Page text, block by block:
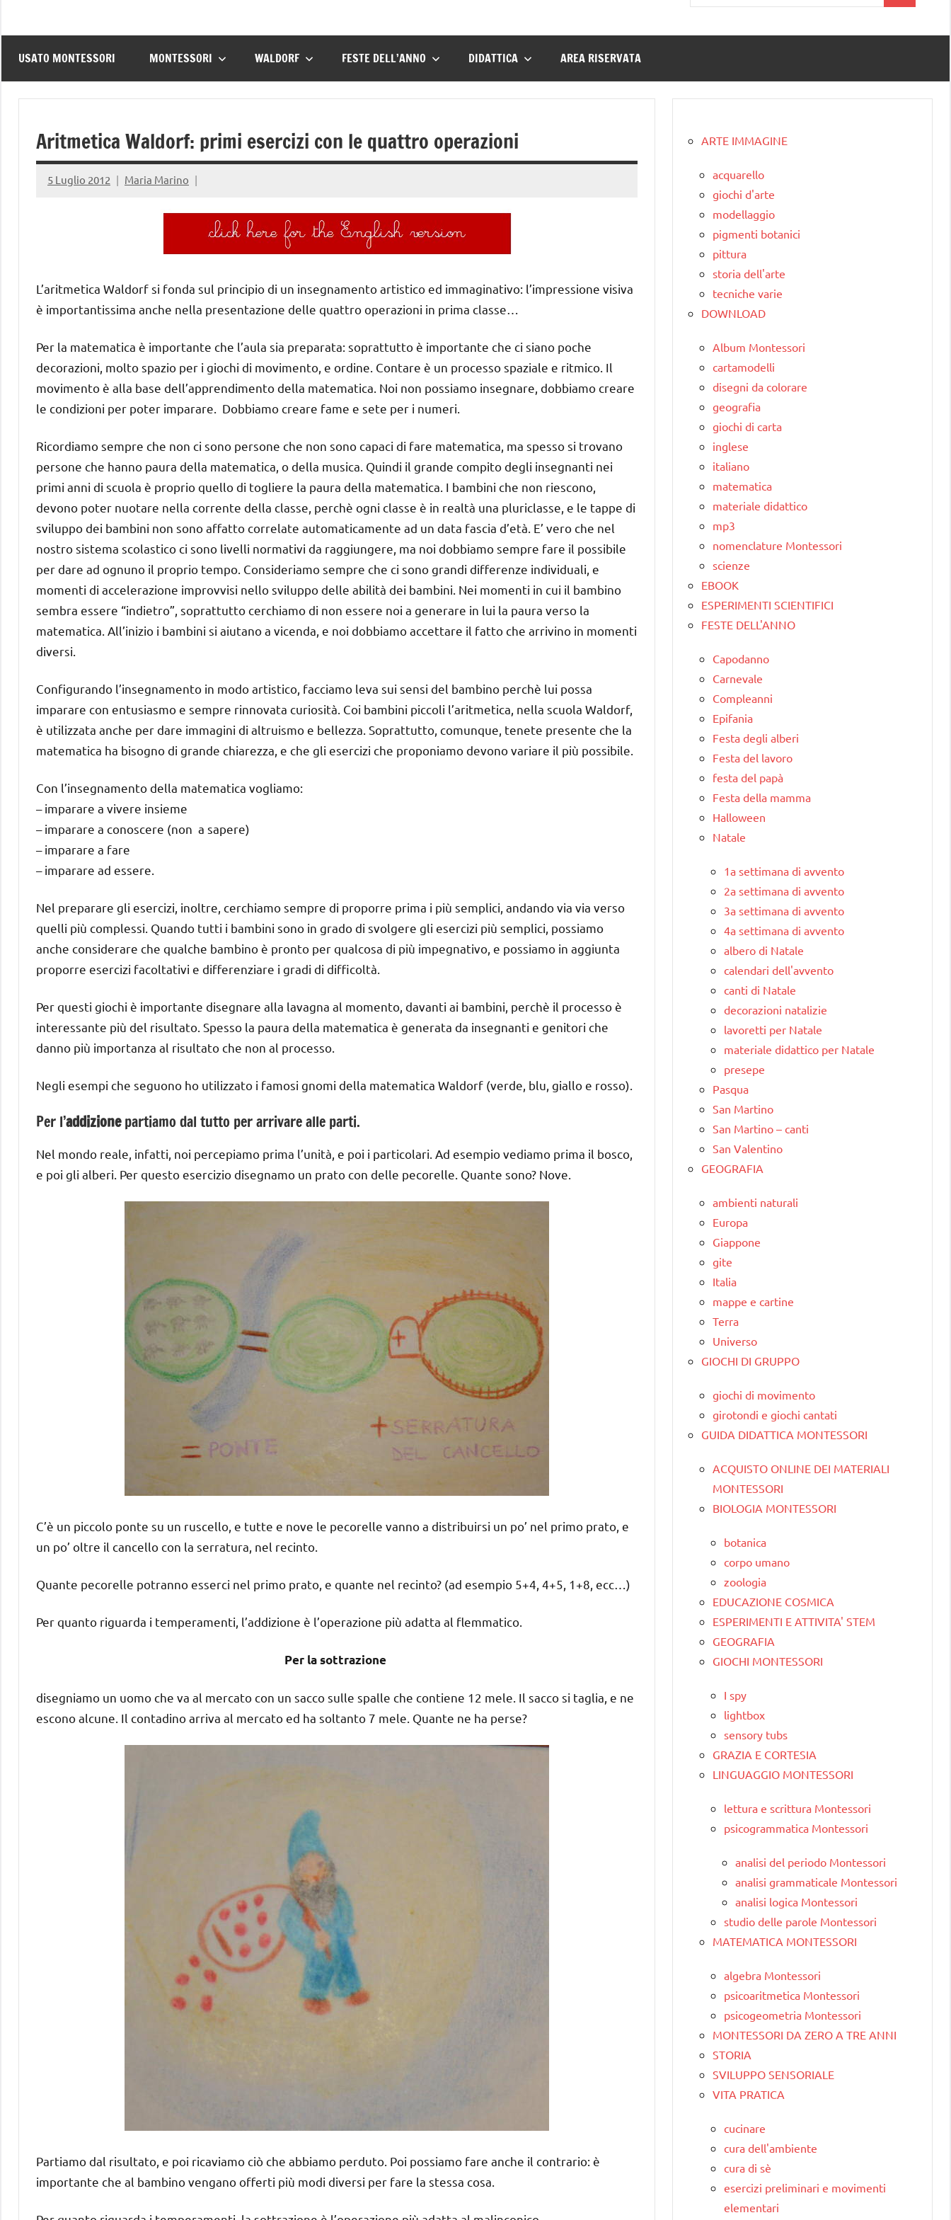
per:
USATO MONTESSORI MONTESSORI WALDORF FESTE DELL’ANNO DIDATTICA AREA RISERVATA
Aritmetica Waldorf: primi esercizi con le quattro operazioni
5 Luglio 2012 Maria Marino
L’aritmetica Waldorf si fonda sul principio di un insegnamento artistico ed immaginativo: l’impressione visiva
è importantissima anche nella presentazione delle quattro operazioni in prima classe…
Per la matematica è importante che l’aula sia preparata: soprattutto è importante che ci siano poche
decorazioni, molto spazio per i giochi di movimento, e ordine. Contare è un processo spaziale e ritmico. Il
movimento è alla base dell’apprendimento della matematica. Noi non possiamo insegnare, dobbiamo creare
le condizioni per poter imparare. Dobbiamo creare fame e sete per i numeri.
Ricordiamo sempre che non ci sono persone che non sono capaci di fare matematica, ma spesso si trovano
persone che hanno paura della matematica, o della musica. Quindi il grande compito degli insegnanti nei
primi anni di scuola è proprio quello di togliere la paura della matematica. I bambini che non riescono,
devono poter nuotare nella corrente della classe, perchè ogni classe è in realtà una pluriclasse, e le tappe di
sviluppo dei bambini non sono affatto correlate automaticamente ad un data fascia d’età. E’ vero che nel
nostro sistema scolastico ci sono livelli normativi da raggiungere, ma noi dobbiamo sempre fare il possibile
per dare ad ognuno il proprio tempo. Consideriamo sempre che ci sono grandi differenze individuali, e
momenti di accelerazione improvvisi nello sviluppo delle abilità dei bambini. Nei momenti in cui il bambino
sembra essere “indietro”, soprattutto cerchiamo di non essere noi a generare in lui la paura verso la
matematica. All’inizio i bambini si aiutano a vicenda, e noi dobbiamo accettare il fatto che arrivino in momenti
diversi.
Configurando l’insegnamento in modo artistico, facciamo leva sui sensi del bambino perchè lui possa
imparare con entusiasmo e sempre rinnovata curiosità. Coi bambini piccoli l’aritmetica, nella scuola Waldorf,
è utilizzata anche per dare immagini di altruismo e bellezza. Soprattutto, comunque, tenete presente che la
matematica ha bisogno di grande chiarezza, e che gli esercizi che proponiamo devono variare il più possibile.
Con l’insegnamento della matematica vogliamo:
– imparare a vivere insieme
– imparare a conoscere (non a sapere)
– imparare a fare
– imparare ad essere.
Nel preparare gli esercizi, inoltre, cerchiamo sempre di proporre prima i più semplici, andando via via verso
quelli più complessi. Quando tutti i bambini sono in grado di svolgere gli esercizi più semplici, possiamo
anche considerare che qualche bambino è pronto per qualcosa di più impegnativo, e possiamo in aggiunta
proporre esercizi facoltativi e differenziare i gradi di difficoltà.
Per questi giochi è importante disegnare alla lavagna al momento, davanti ai bambini, perchè il processo è
interessante più del risultato. Spesso la paura della matematica è generata da insegnanti e genitori che
danno più importanza al risultato che non al processo.
Negli esempi che seguono ho utilizzato i famosi gnomi della matematica Waldorf (verde, blu, giallo e rosso).
Per l’addizionepartiamo dal tutto per arrivare alle parti.
Nel mondo reale, infatti, noi percepiamo prima l’unità, e poi i particolari. Ad esempio vediamo prima il bosco,
e poi gli alberi. Per questo esercizio disegnamo un prato con delle pecorelle. Quante sono? Nove.
C’è un piccolo ponte su un ruscello, e tutte e nove le pecorelle vanno a distribuirsi un po’ nel primo prato, e
un po’ oltre il cancello con la serratura, nel recinto.
Quante pecorelle potranno esserci nel primo prato, e quante nel recinto? (ad esempio 5+4, 4+5, 1+8, ecc…)
Per quanto riguarda i temperamenti, l’addizione è l’operazione più adatta al flemmatico.
Per la sottrazione
disegniamo un uomo che va al mercato con un sacco sulle spalle che contiene 12 mele. Il sacco si taglia, e ne
escono alcune. Il contadino arriva al mercato ed ha soltanto 7 mele. Quante ne ha perse?
Partiamo dal risultato, e poi ricaviamo ciò che abbiamo perduto. Poi possiamo fare anche il contrario: è
importante che al bambino vengano offerti più modi diversi per fare la stessa cosa.
ARTE IMMAGINE
acquarello
giochi d'arte
modellaggio
pigmenti botanici
pittura
storia dell'arte
tecniche varie
DOWNLOAD
Album Montessori
cartamodelli
disegni da colorare
geografia
giochi di carta
inglese
italiano
matematica
materiale didattico
mp3
nomenclature Montessori
scienze
EBOOK
ESPERIMENTI SCIENTIFICI
FESTE DELL'ANNO
Capodanno
Carnevale
Compleanni
Epifania
Festa degli alberi
Festa del lavoro
festa del papà
Festa della mamma
Halloween
Natale
1a settimana di avvento
2a settimana di avvento
3a settimana di avvento
4a settimana di avvento
albero di Natale
calendari dell'avvento
canti di Natale
decorazioni natalizie
lavoretti per Natale
materiale didattico per Natale
presepe
Pasqua
San Martino
San Martino – canti
San Valentino
GEOGRAFIA
ambienti naturali
Europa
Giappone
gite
Italia
mappe e cartine
Terra
Universo
GIOCHI DI GRUPPO
giochi di movimento
girotondi e giochi cantati
GUIDA DIDATTICA MONTESSORI
ACQUISTO ONLINE DEI MATERIALI
MONTESSORI
BIOLOGIA MONTESSORI
botanica
corpo umano
zoologia
EDUCAZIONE COSMICA
ESPERIMENTI E ATTIVITA' STEM
GEOGRAFIA
GIOCHI MONTESSORI
I spy
lightbox
sensory tubs
GRAZIA E CORTESIA
LINGUAGGIO MONTESSORI
lettura e scrittura Montessori
psicogrammatica Montessori
analisi del periodo Montessori
analisi grammaticale Montessori
analisi logica Montessori
studio delle parole Montessori
MATEMATICA MONTESSORI
algebra Montessori
psicoaritmetica Montessori
psicogeometria Montessori
MONTESSORI DA ZERO A TRE ANNI
STORIA
SVILUPPO SENSORIALE
VITA PRATICA
cucinare
cura dell'ambiente
cura di sè
esercizi preliminari e movimenti
elementari